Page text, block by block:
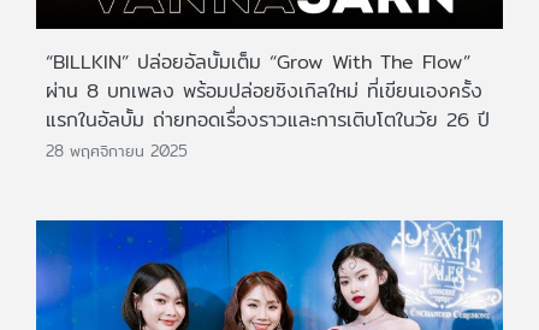
“BILLKIN” ปล่อยอัลบั้มเต็ม “Grow With The Flow”
ผ่าน 8 บทเพลง พร้อมปล่อยซิงเกิลใหม่ ที่เขียนเองครั้ง
แรกในอัลบั้ม ถ่ายทอดเรื่องราวและการเติบโตในวัย 26 ปี
28 พฤศจิกายน 2025